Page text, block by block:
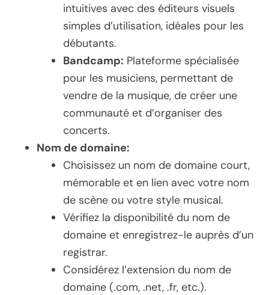
intuitives avec des éditeurs visuels
simples d’utilisation, idéales pour les
débutants.
Bandcamp: Plateforme spécialisée
pour les musiciens, permettant de
vendre de la musique, de créer une
communauté et d’organiser des
concerts.
Nom de domaine:
Choisissez un nom de domaine court,
mémorable et en lien avec votre nom
de scène ou votre style musical.
Vérifiez la disponibilité du nom de
domaine et enregistrez-le auprès d’un
registrar.
Considérez l’extension du nom de
domaine (.com, .net, .fr, etc.).